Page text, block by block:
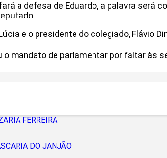
a defesa de Eduardo, a palavra será
e o presidente do colegiado, Flávio
mandato de parlamentar por faltar às